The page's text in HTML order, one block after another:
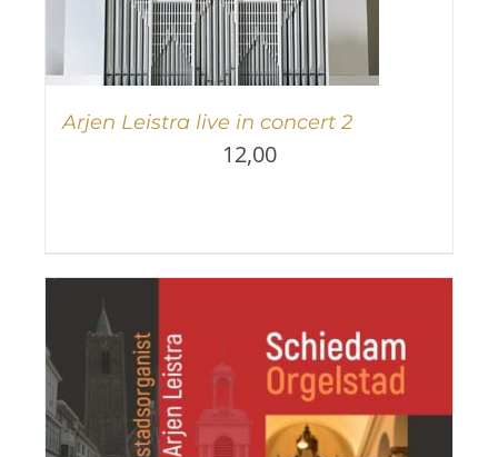
Arjen Leistra live in concert 2
12,00